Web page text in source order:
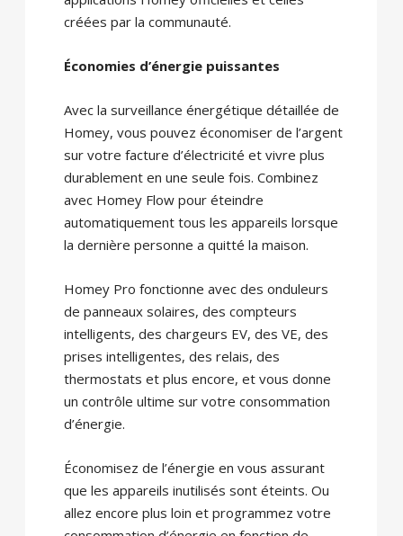
créées par la communauté.
Économies d’énergie puissantes
Avec la surveillance énergétique détaillée de
Homey, vous pouvez économiser de l’argent
sur votre facture d’électricité et vivre plus
durablement en une seule fois. Combinez
avec Homey Flow pour éteindre
automatiquement tous les appareils lorsque
la dernière personne a quitté la maison.
Homey Pro fonctionne avec des onduleurs
de panneaux solaires, des compteurs
intelligents, des chargeurs EV, des VE, des
prises intelligentes, des relais, des
thermostats et plus encore, et vous donne
un contrôle ultime sur votre consommation
d’énergie.
Économisez de l’énergie en vous assurant
que les appareils inutilisés sont éteints. Ou
allez encore plus loin et programmez votre